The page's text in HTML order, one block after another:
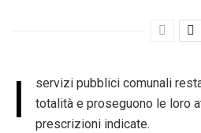
I
servizi pubblici comunali
totalità e proseguono le loro
prescrizioni indicate.